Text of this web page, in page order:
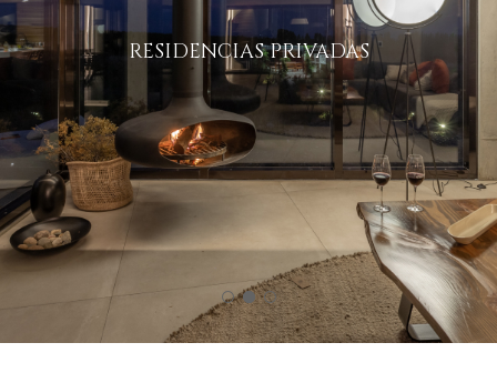
RESIDENCIAS PRIVADAS